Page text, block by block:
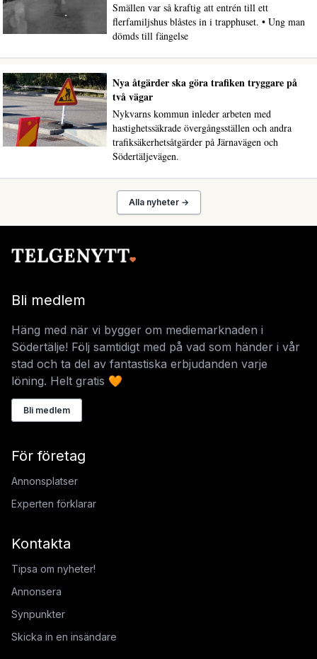
Smällen var så kraftig att entrén till ett
flerfamiljshus blåstes in i trapphuset. • Ung man
dömds till fängelse
Nya åtgärder ska göra trafiken tryggare på
två vägar
Nykvarns kommun inleder arbeten med
hastighetssäkrade övergångsställen och andra
trafiksäkerhetsåtgärder på Järnavägen och
Södertäljevägen.
Alla nyheter →
Bli medlem
Häng med när vi bygger om mediemarknaden i
Södertälje! Följ samtidigt med på vad som händer i vår
stad och ta del av fantastiska erbjudanden varje
löning. Helt gratis 🧡
Bli medlem
För företag
Annonsplatser
Experten förklarar
Kontakta
Tipsa om nyheter!
Annonsera
Synpunkter
Skicka in en insändare